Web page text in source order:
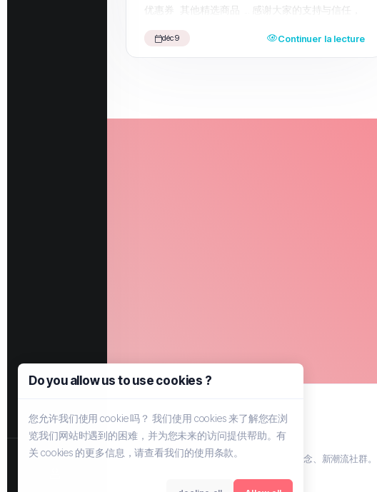
优惠券 其他精选商品 ... 感谢大家的支持与信任，
的购物体验。 快来访问我们的 HosteyeShop ，享
déc 9 Continuer la lecture
主机信息的优质聚集地，由EYER引领的新概念、新潮流社群。
Do you allow us to use cookies ?
您允许我们使用 cookie 吗？ 我们使用 cookies 来了解您在浏
览我们网站时遇到的困难，并为您未来的访问提供帮助。有
关 cookies 的更多信息，请查看我们的使用条款。